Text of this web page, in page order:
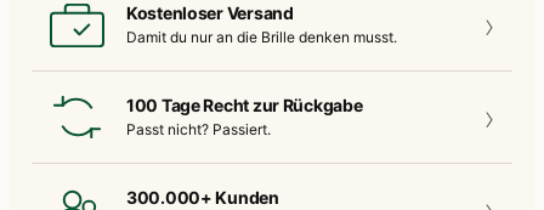
Kostenloser Versand
Damit du nur an die Brille denken musst.
100 Tage Recht zur Rückgabe
Passt nicht? Passiert.
300.000+ Kunden